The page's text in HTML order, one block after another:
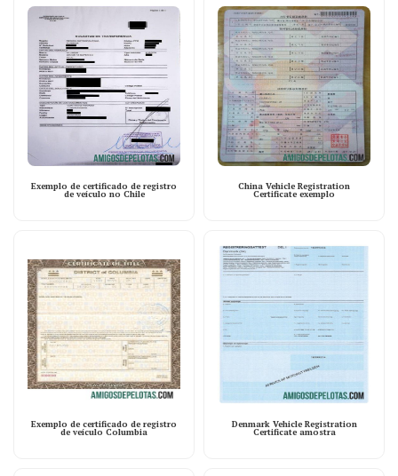
Exemplo de certificado de registro
de veículo no Chile
China Vehicle Registration
Certificate exemplo
Exemplo de certificado de registro
de veículo Columbia
Denmark Vehicle Registration
Certificate amostra